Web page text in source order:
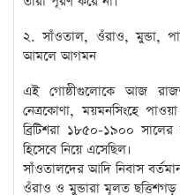
২. সাঁওতাল, ওঁরাও, মুন্ডা,
আমলে আগমন
এই গোষ্ঠীগুলোকে আজ
নেত্রকোণা, ময়মনসিংহে
ব্রিটিশরা ১৮৫০-১৯০০
হিসেবে নিয়ে এসেছিল।
সাঁওতালদের আদি নিবাস
ওঁরাও ও মুন্ডারা মূলত